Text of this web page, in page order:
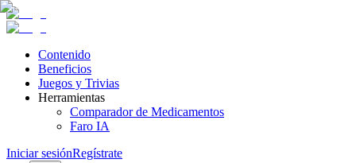
Contenido
Beneficios
Juegos y Trivias
Herramientas
Comparador de Medicamentos
Faro IA
Iniciar sesiónRegístrate